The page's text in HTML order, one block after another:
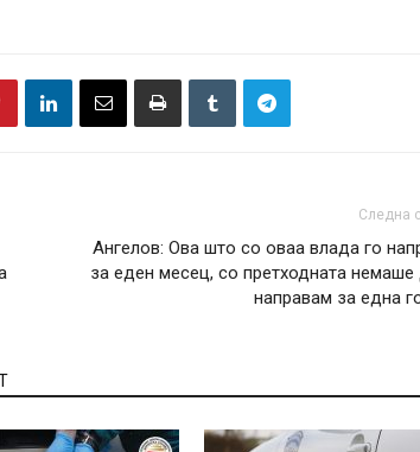
Следна
Ангелов: Ова што со оваа влада го
за еден месец, со претходната немаше
направам за една